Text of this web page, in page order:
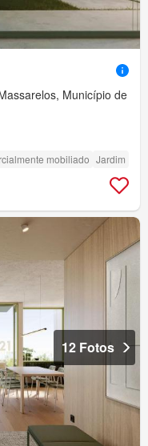
Município de
mobiliado Jardim
12 Fotos